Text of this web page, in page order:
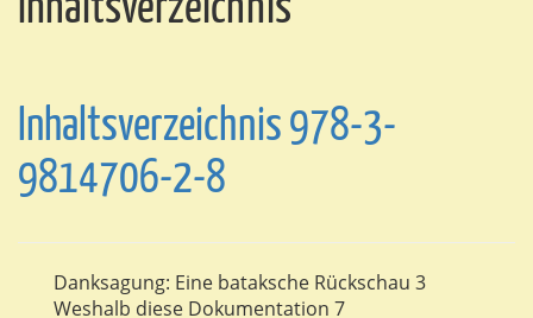
Inhaltsverzeichnis
Inhaltsverzeichnis 978-3-
9814706-2-8
Danksagung: Eine bataksche Rückschau 3
Weshalb diese Dokumentation 7